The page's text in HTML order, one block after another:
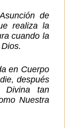
de
realiza la
cuando la
en Cuerpo
después
Divina tan
Nuestra